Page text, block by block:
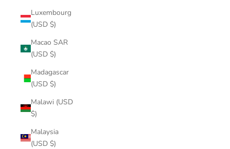
Luxembourg
(USD $)
Macao SAR
(USD $)
Madagascar
(USD $)
Malawi (USD
$)
Malaysia
(USD $)